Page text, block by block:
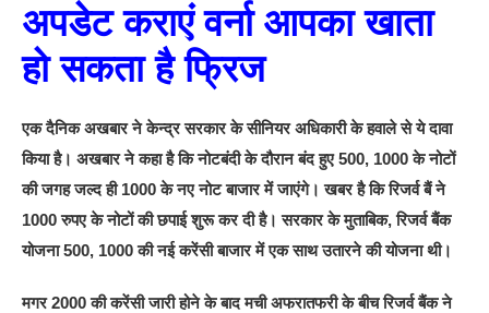
अपडेट कराएं वर्ना आपका खाता
हो सकता है फ्रिज
एक दैनिक अखबार ने केन्द्र सरकार के सीनियर अधिकारी के हवाले से ये दावा
किया है। अखबार ने कहा है कि नोटबंदी के दौरान बंद हुए 500, 1000 के नोटों
की जगह जल्द ही 1000 के नए नोट बाजार में जाएंगे। खबर है कि रिजर्व बैं ने
1000 रुपए के नोटों की छपाई शुरू कर दी है। सरकार के मुताबिक, रिजर्व बैंक
योजना 500, 1000 की नई करेंसी बाजार में एक साथ उतारने की योजना थी।
मगर 2000 की करेंसी जारी होने के बाद मची अफरातफरी के बीच रिजर्व बैंक ने